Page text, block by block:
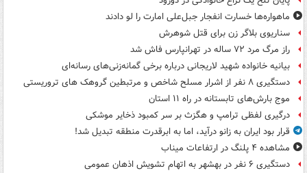
ماهواره‌ها خسارت انفجار جبل‌علی امارت را لو دادند
سناریوی بلاگر زن برای قتل شوهرش
راز مرگ مرد ۷۲ ساله در تهرانپارس فاش شد
بیانیه خانواده شهید لاریجانی درباره برخی گمانه‌زنی‌های رسانه‌ای
دستگیری ۸ نفر از اشرار مسلح شاخص و مرتبطین گروهک های تروریستی
موج بارش‌های تابستانه در راه ۱۱ استان
درگیری لفظی ترامپ و هگزث بر سر کمبود ذخایر موشکی
قرار بود ایران به زانو درآید، اما به ابرقدرت منطقه تبدیل شد!
مشاهده ۴ پلنگ در ارتفاعات میناب
دستگیری ۶ نفر در بهشهر به اتهام تشویش اذهان عمومی